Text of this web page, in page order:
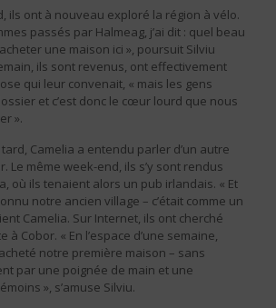
ils ont à nouveau exploré la région à vélo.
passés par Halmeag, j’ai dit : quel beau
une maison ici », poursuit Silviu
ils sont revenus, ont effectivement
qui leur convenait, « mais les gens
et c’est donc le cœur lourd que nous
».
Camelia a entendu parler d’un autre
Le même week-end, ils s’y sont rendus
où ils tenaient alors un pub irlandais. « Et
notre ancien village – c’était comme un
Camelia. Sur Internet, ils ont cherché
Cobor. « En l’espace d’une semaine,
notre première maison – sans
par une poignée de main et une
», s’amuse Silviu.